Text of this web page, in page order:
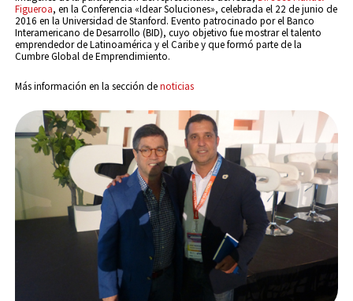
Figueroa, en la Conferencia «Idear Soluciones», celebrada el 22 de junio de
2016 en la Universidad de Stanford. Evento patrocinado por el Banco
Interamericano de Desarrollo (BID), cuyo objetivo fue mostrar el talento
emprendedor de Latinoamérica y el Caribe y que formó parte de la
Cumbre Global de Emprendimiento.
Más información en la sección denoticias